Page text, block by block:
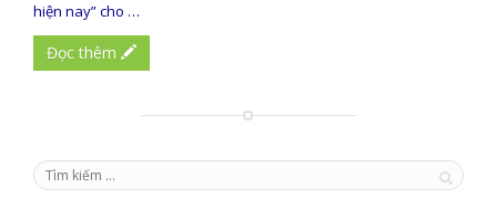
hiện nay” cho …
Đọc thêm